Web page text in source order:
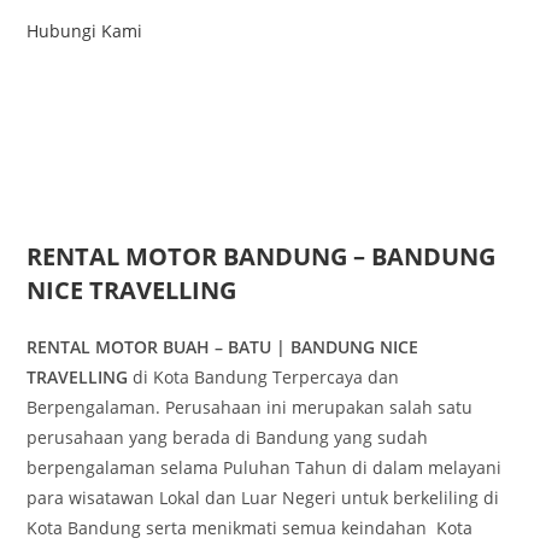
Hubungi Kami
RENTAL MOTOR BANDUNG – BANDUNG
NICE TRAVELLING
RENTAL MOTOR BUAH – BATU | BANDUNG NICE
TRAVELLING di Kota Bandung Terpercaya dan
Berpengalaman. Perusahaan ini merupakan salah satu
perusahaan yang berada di Bandung yang sudah
berpengalaman selama Puluhan Tahun di dalam melayani
para wisatawan Lokal dan Luar Negeri untuk berkeliling di
Kota Bandung serta menikmati semua keindahan Kota